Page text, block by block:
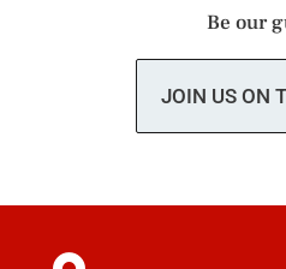
Be our
JOIN US ON